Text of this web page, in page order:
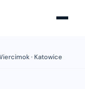
· Katowice